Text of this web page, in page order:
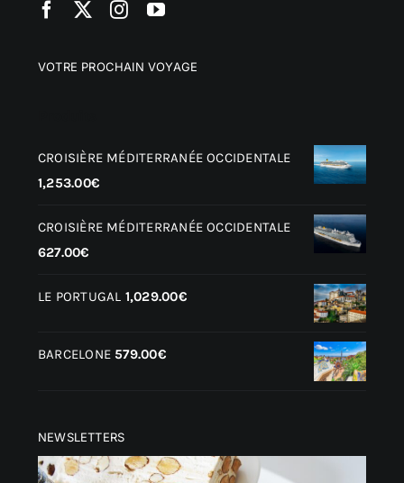
VOTRE PROCHAIN VOYAGE
CROISIÈRE MÉDITERRANÉE OCCIDENTALE
1,253.00€
CROISIÈRE MÉDITERRANÉE OCCIDENTALE
627.00€
LE PORTUGAL 1,029.00€
BARCELONE 579.00€
NEWSLETTERS